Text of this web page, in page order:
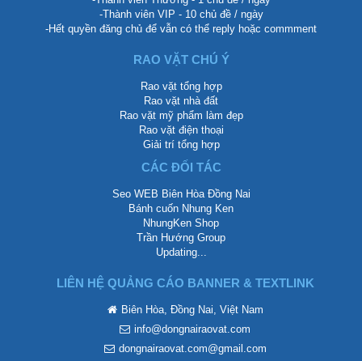
-Thành viên VIP - 10 chủ đề / ngày
-Hết quyền đăng chủ để vẫn có thể reply hoặc commment
RAO VẶT CHÚ Ý
Rao vặt tổng hợp
Rao vặt nhà đất
Rao vặt mỹ phẩm làm đẹp
Rao vặt điện thoại
Giải trí tổng hợp
CÁC ĐỐI TÁC
Seo WEB Biên Hòa Đồng Nai
Bánh cuốn Nhung Ken
NhungKen Shop
Trần Hướng Group
Updating...
LIÊN HỆ QUẢNG CÁO BANNER & TEXTLINK
Biên Hòa, Đồng Nai, Việt Nam
info@dongnairaovat.com
dongnairaovat.com@gmail.com